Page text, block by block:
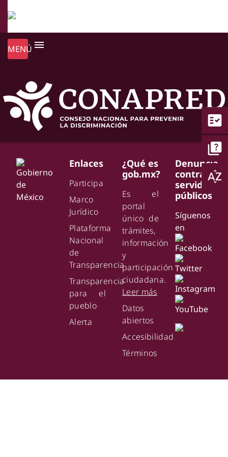
MENÚ menu
fact_check
quiz
sort_by_alpha
Enlaces
Participa
Marco
Jurídico
Plataforma
Nacional
de
Transparencia
Transparencia
para el
pueblo
Alerta
¿Qué es
gob.mx?
Es el
portal
único de
trámites,
información
y
participación
ciudadana.
Leer más
Datos
abiertos
Accesibilidad
Términos
Denuncia
contra
servidores
públicos
Síguenos
en